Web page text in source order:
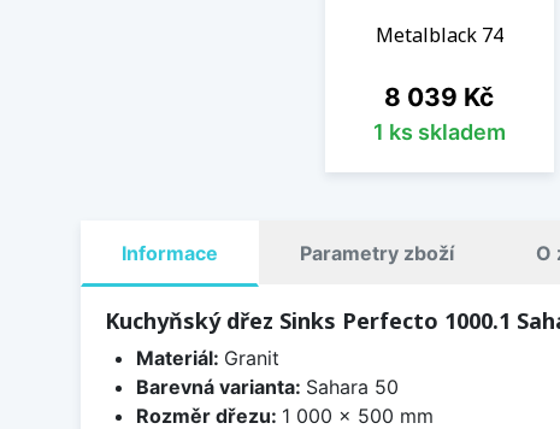
Metalblack 74
Cena
8 039 Kč
1 ks skladem
Informace Parametry zboží O
Kuchyňský dřez Sinks Perfecto 1000.1
Materiál: Granit
Barevná varianta: Sahara 50
Rozměr dřezu: 1 000 x 500 mm